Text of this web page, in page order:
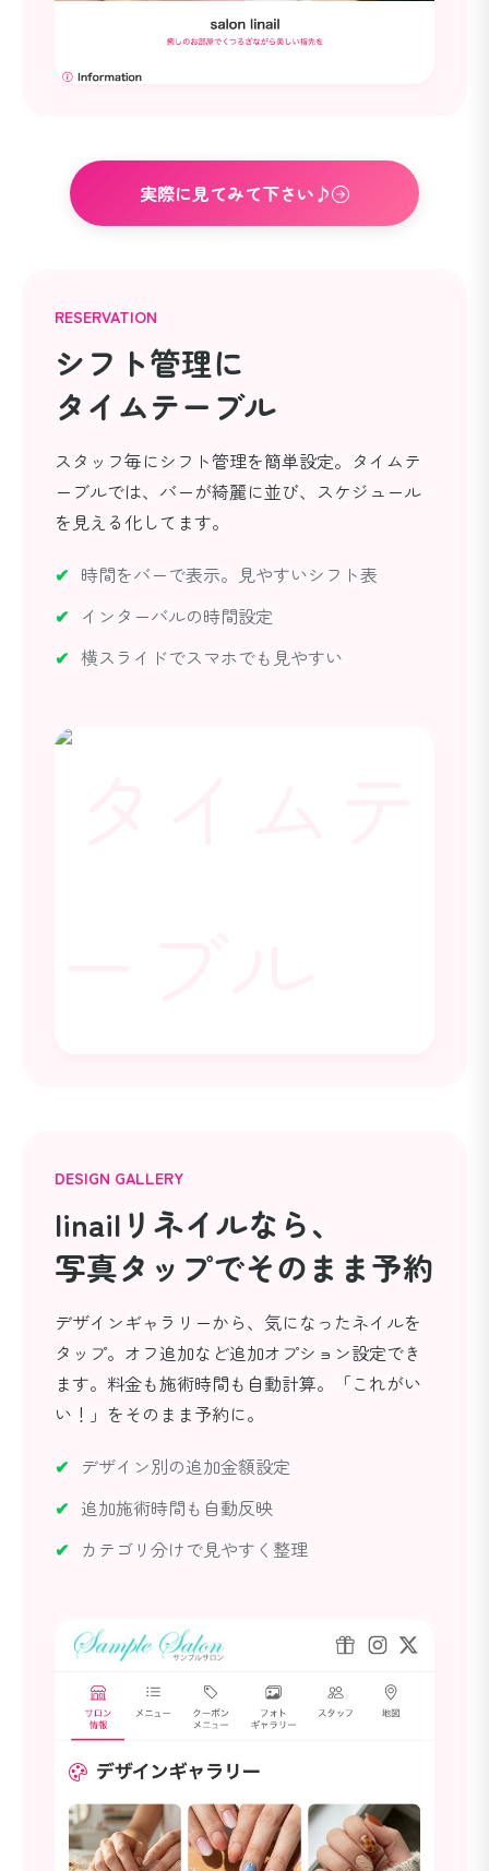
実際に見てみて下さい♪
RESERVATION
シフト管理に
タイムテーブル
スタッフ毎にシフト管理を簡単設定。タイムテ
ーブルでは、バーが綺麗に並び、スケジュール
を見える化してます。
時間をバーで表示。見やすいシフト表
インターバルの時間設定
横スライドでスマホでも見やすい
DESIGN GALLERY
linailリネイルなら、
写真タップでそのまま予約
デザインギャラリーから、気になったネイルを
タップ。オフ追加など追加オプション設定でき
ます。料金も施術時間も自動計算。「これがい
い！」をそのまま予約に。
デザイン別の追加金額設定
追加施術時間も自動反映
カテゴリ分けで見やすく整理